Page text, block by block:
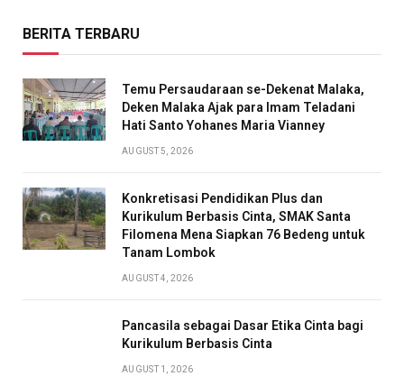
BERITA TERBARU
Temu Persaudaraan se-Dekenat Malaka,
Deken Malaka Ajak para Imam Teladani
Hati Santo Yohanes Maria Vianney
AUGUST 5, 2026
Konkretisasi Pendidikan Plus dan
Kurikulum Berbasis Cinta, SMAK Santa
Filomena Mena Siapkan 76 Bedeng untuk
Tanam Lombok
AUGUST 4, 2026
Pancasila sebagai Dasar Etika Cinta bagi
Kurikulum Berbasis Cinta
AUGUST 1, 2026